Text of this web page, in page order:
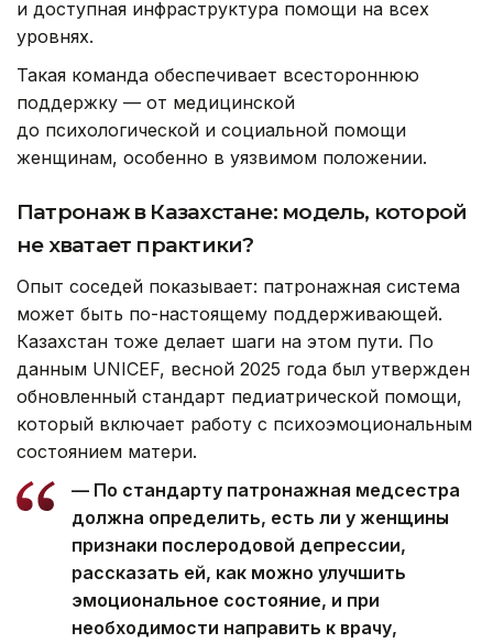
и доступная инфраструктура помощи на всех
уровнях.
Такая команда обеспечивает всестороннюю
поддержку — от медицинской
до психологической и социальной помощи
женщинам, особенно в уязвимом положении.
Патронаж в Казахстане: модель, которой
не хватает практики?
Опыт соседей показывает: патронажная система
может быть по-настоящему поддерживающей.
Казахстан тоже делает шаги на этом пути. По
данным UNICEF, весной 2025 года был утвержден
обновленный стандарт педиатрической помощи,
который включает работу с психоэмоциональным
состоянием матери.
— По стандарту патронажная медсестра
должна определить, есть ли у женщины
признаки послеродовой депрессии,
рассказать ей, как можно улучшить
эмоциональное состояние, и при
необходимости направить к врачу,